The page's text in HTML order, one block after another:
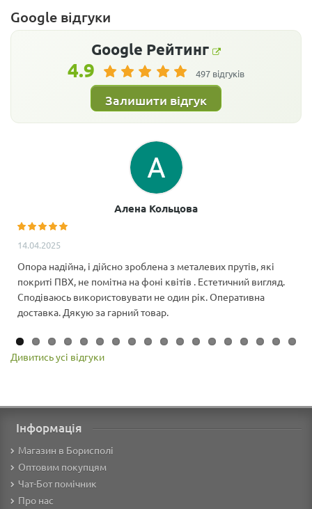
Google відгуки
Google Рейтинг
4.9 497 відгуків
Залишити відгук
Алена Кольцова
14.04.2025
Опора надійна, і дійсно зроблена з металевих прутів, які
покриті ПВХ, не помітна на фоні квітів . Естетичний вигляд.
Сподіваюсь використовувати не один рік. Оперативна
доставка. Дякую за гарний товар.
Дивитись усі відгуки
Інформація
Магазин в Борисполі
Оптовим покупцям
Чат-Бот помічник
Про нас